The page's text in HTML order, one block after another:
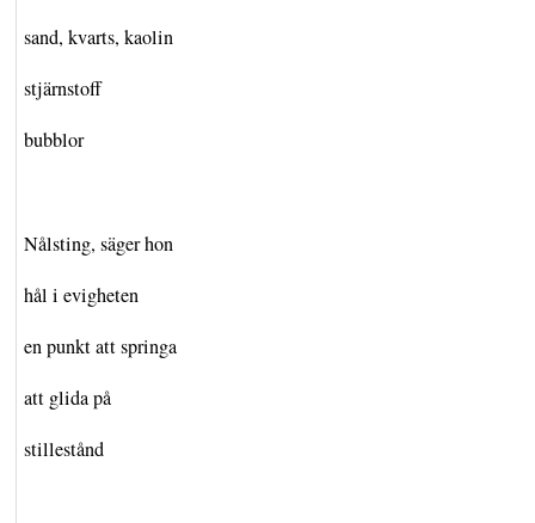
sand, kvarts, kaolin
stjärnstoff
bubblor
Nålsting, säger hon
hål i evigheten
en punkt att springa
att glida på
stillestånd